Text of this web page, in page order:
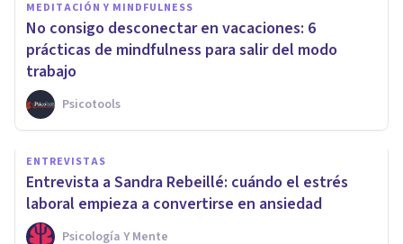
MEDITACIÓN Y MINDFULNESS
No consigo desconectar en vacaciones: 6
prácticas de mindfulness para salir del modo
trabajo
Psicotools
ENTREVISTAS
Entrevista a Sandra Rebeillé: cuándo el estrés
laboral empieza a convertirse en ansiedad
Psicología Y Mente